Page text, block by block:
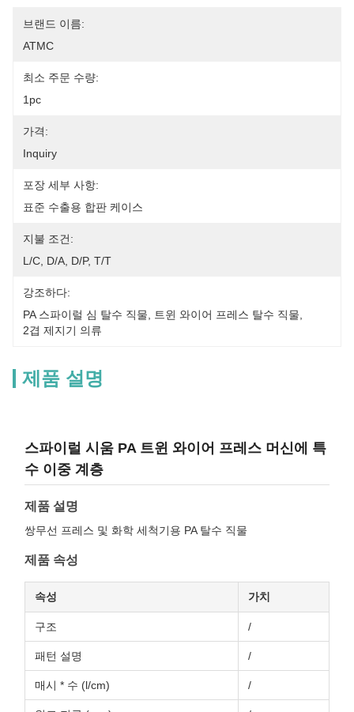
브랜드 이름:
ATMC
최소 주문 수량:
1pc
가격:
Inquiry
포장 세부 사항:
표준 수출용 합판 케이스
지불 조건:
L/c, D/a, D/p, T/t
강조하다:
PA 스파이럴 심 탈수 직물
트윈 와이어 프레스 탈수 직물
2겹 제지기 의류
제품 설명
스파이럴 시움 PA 트윈 와이어 프레스 머신에 특
수 이중 계층
제품 설명
쌍무선 프레스 및 화학 세척기용 PA 탈수 직물
제품 속성
속성 가치
구조 /
패턴 설명 /
매시 * 수 (l/cm) /